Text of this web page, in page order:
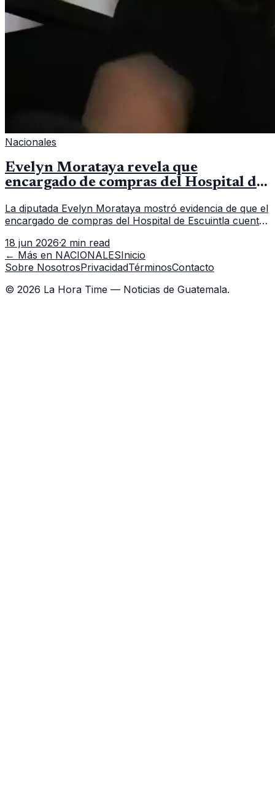
Nacionales
Evelyn Morataya revela que
encargado de compras del Hospital de
La diputada Evelyn Morataya mostró evidencia de que el
encargado de compras del Hospital de Escuintla cuenta
capacitación en la capital.
18 jun 2026·2 min read
← Más en NACIONALESInicio
Sobre NosotrosPrivacidadTérminosContacto
© 2026 La Hora Time — Noticias de Guatemala.